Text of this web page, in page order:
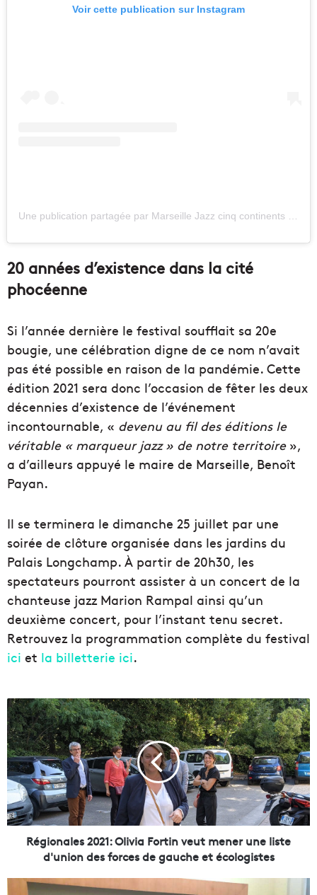
Voir cette publication sur Instagram
20 années d’existence dans la cité
phocéenne
Si l’année dernière le festival soufflait sa 20e
bougie, une célébration digne de ce nom n’avait
pas été possible en raison de la pandémie. Cette
édition 2021 sera donc l’occasion de fêter les deux
décennies d’existence de l’événement
incontournable, « devenu au fil des éditions le
véritable « marqueur jazz » de notre territoire»,
a d’ailleurs appuyé le maire de Marseille, Benoît
Payan.
Il se terminera le dimanche 25 juillet par une
soirée de clôture organisée dans les jardins du
Palais Longchamp. À partir de 20h30, les
spectateurs pourront assister à un concert de la
chanteuse jazz Marion Rampal ainsi qu’un
deuxième concert, pour l’instant tenu secret.
Retrouvez la programmation complète du festival
ici et la billetterie ici.
R
é
g
i
o
n
a
l
e
2
Régionales 2021: Olivia Fortin veut mener une liste
d'union des forces de gauche et écologistes
J